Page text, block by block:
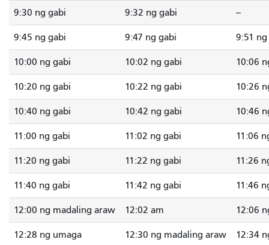
9:30 ng gabi 9:32 ng gabi --
9:45 ng gabi 9:47 ng gabi 9:51
10:00 ng gabi 10:02 ng gabi 10:06
10:20 ng gabi 10:22 ng gabi 10:26
10:40 ng gabi 10:42 ng gabi 10:46
11:00 ng gabi 11:02 ng gabi 11:06
11:20 ng gabi 11:22 ng gabi 11:26
11:40 ng gabi 11:42 ng gabi 11:46
12:00 ng madaling araw 12:02 am 12:06
12:28 ng umaga 12:30 ng madaling araw 12:34